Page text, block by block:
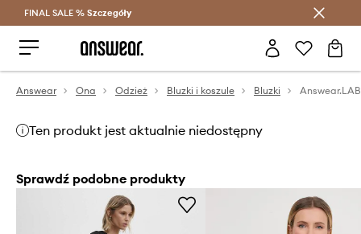
Oszczędzaj z Answear Club >
FINAL SALE % Szczegóły
Answear Ona Odzież Bluzki i koszule Bluzki
Ten produkt jest aktualnie niedostępny
Sprawdź podobne produkty